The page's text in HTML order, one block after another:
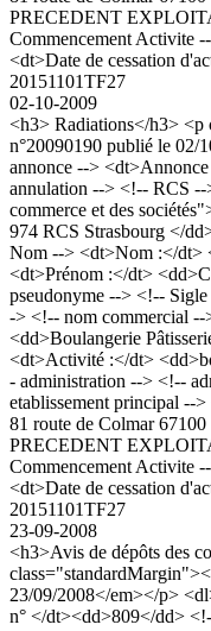
PRECEDENT
Commencement Activite
<dt>Date de cessation
20151101TF27
02-10-2009
<h3> Radiations</h3> <p
n°20090190 publié le 02/
annonce -->
annulation --> <!-- RCS
commerce et des
974 RCS Strasbourg </
Nom --> <dt>Nom :</dt>
<dt>Prénom :</dt>
pseudonyme --> <!--
-> <!-- nom commercial
<dd>Boulangerie
<dt>Activité :</dt>
- administration --> <!--
etablissement principal --
81 route de Colmar
PRECEDENT
Commencement Activite
<dt>Date de cessation
20151101TF27
23-09-2008
<h3>Avis de dépôts des
23/09/2008</em></p>
n° </dt><dd>809</dd>